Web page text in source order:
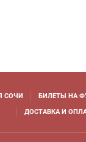
СОЧИ БИЛЕТЫ НА
ДОСТАВКА И